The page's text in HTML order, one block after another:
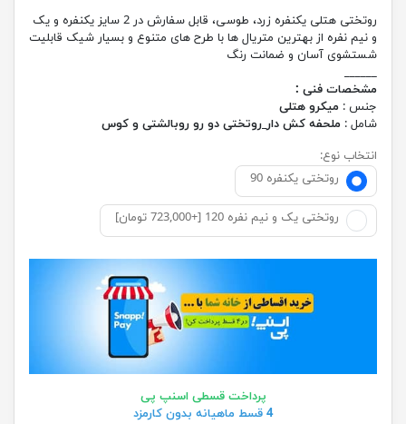
روتختی هتلی یکنفره زرد، طوسی، قابل سفارش در 2 سایز یکنفره و یک
و نیم نفره از بهترین متریال ها با طرح های متنوع و بسیار شیک قابلیت
شستشوی آسان و ضمانت رنگ
______
مشخصات فنی :
جنس : میکرو هتلی
شامل : ملحفه کش دار_روتختی دو رو روبالشتی و کوس
انتخاب نوع:
روتختی یکنفره 90
روتختی یک و نیم نفره 120 [+723,000 تومان]
پرداخت قسطی اسنپ پی
4 قسط ماهیانه بدون کارمزد